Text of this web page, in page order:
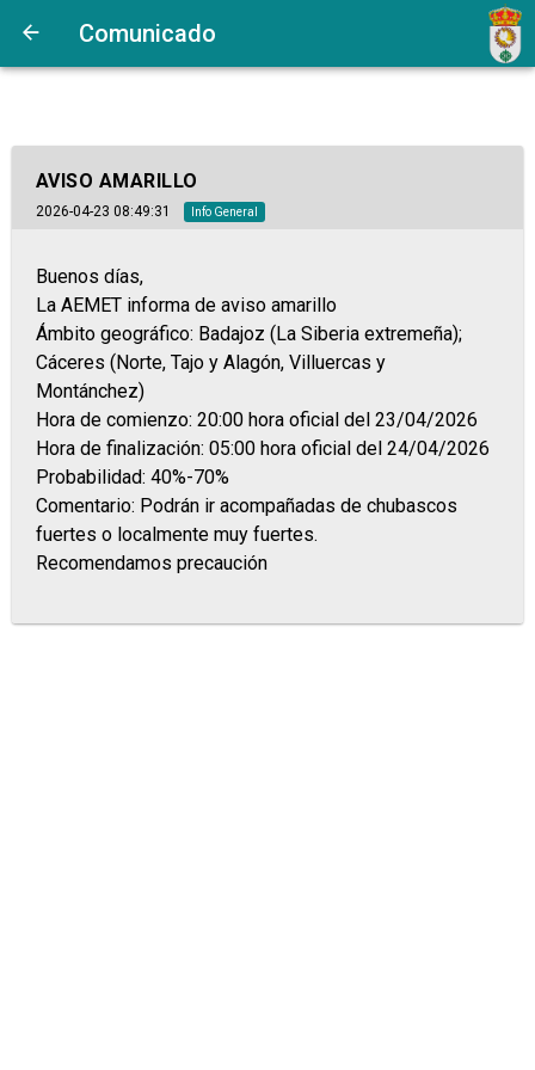
Comunicado
AVISO AMARILLO
2026-04-23 08:49:31 Info General
Buenos días,
La AEMET informa de aviso amarillo
Ámbito geográfico: Badajoz (La Siberia extremeña);
Cáceres (Norte, Tajo y Alagón, Villuercas y
Montánchez)
Hora de comienzo: 20:00 hora oficial del 23/04/2026
Hora de finalización: 05:00 hora oficial del 24/04/2026
Probabilidad: 40%-70%
Comentario: Podrán ir acompañadas de chubascos
fuertes o localmente muy fuertes.
Recomendamos precaución